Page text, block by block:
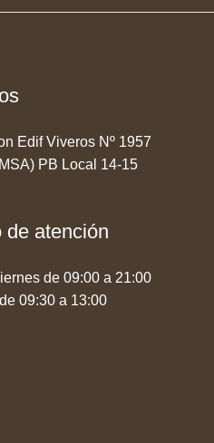
Edif Viveros Nº 1957
PB Local 14-15
de atención
de 09:00 a 21:00
09:30 a 13:00